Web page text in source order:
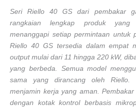
Seri Riello 40 GS dari pembakar
rangkaian lengkap produk yang
menanggapi setiap permintaan untuk
Riello 40 GS tersedia dalam empat
output mulai dari 11 hingga 220 kW,
yang berbeda. Semua model
sama yang dirancang oleh Riello.
menjamin kerja yang aman.
dengan kotak kontrol berbasis